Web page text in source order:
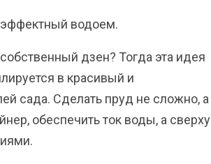
водоем.
дзен? Тогда эта идея
в красивый и
сада. Сделать пруд не сложно, а
обеспечить ток воды, а сверху